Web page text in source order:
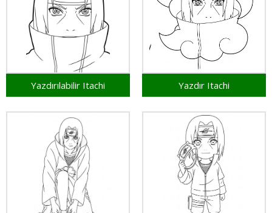
Yazdırılabilir Itachi Yazdır Itachi